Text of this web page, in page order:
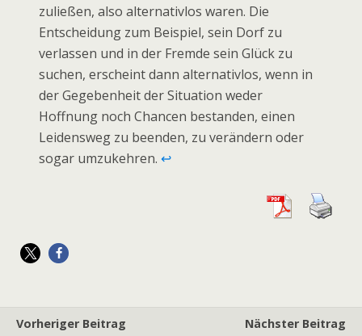
zuließen, also alternativlos waren. Die
Entscheidung zum Beispiel, sein Dorf zu
verlassen und in der Fremde sein Glück zu
suchen, erscheint dann alternativlos, wenn in
der Gegebenheit der Situation weder
Hoffnung noch Chancen bestanden, einen
Leidensweg zu beenden, zu verändern oder
sogar umzukehren.↩
Vorheriger Beitrag
Nächster Beitrag